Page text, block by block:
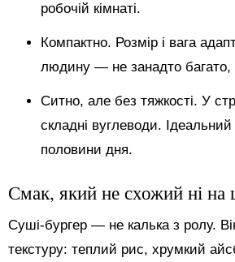
робочій кімнаті.
Компактно. Розмір і вага
людину — не занадто багато,
Ситно, але без тяжкості. У
складні вуглеводи.
половини дня.
Смак, який не схожий ні на
Суші-бургер — не калька з ролу.
текстуру: теплий рис, хрумкий